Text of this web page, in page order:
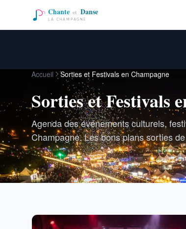
Accueil Sorties et Festivals en Champagne
Sorties et Festivals
Agenda des événements culturels,
Champagne. Les bons plans sorties